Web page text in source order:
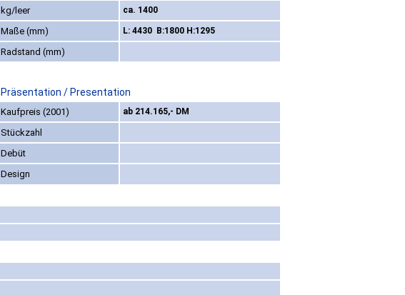
kg/leer ca. 1400
Maße (mm) L: 4430 B:1800 H:1295
Radstand (mm)
Präsentation / Presentation
Kaufpreis (2001) ab 214.165,- DM
Stückzahl
Debüt
Design